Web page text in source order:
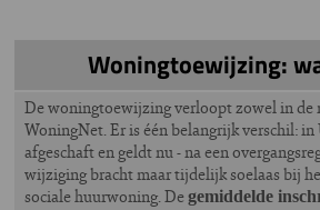
Woningtoewijzing:
De woningtoewijzing verloopt zowel in de
WoningNet. Er is één belangrijk verschil:
afgeschaft en geldt nu - na een
wijziging bracht maar tijdelijk soelaas bij
sociale huurwoning. De gemiddelde